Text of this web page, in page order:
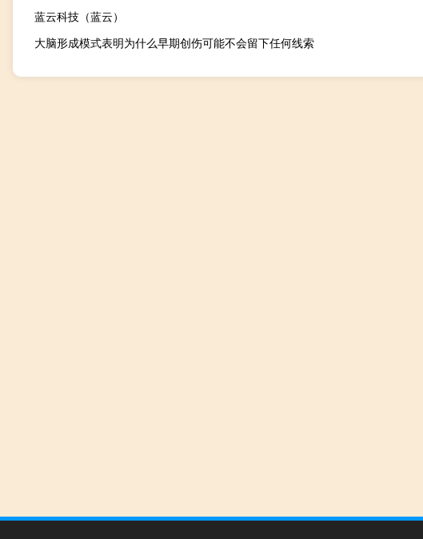
蓝云科技（蓝云）
大脑形成模式表明为什么早期创伤可能不会留下任何线索